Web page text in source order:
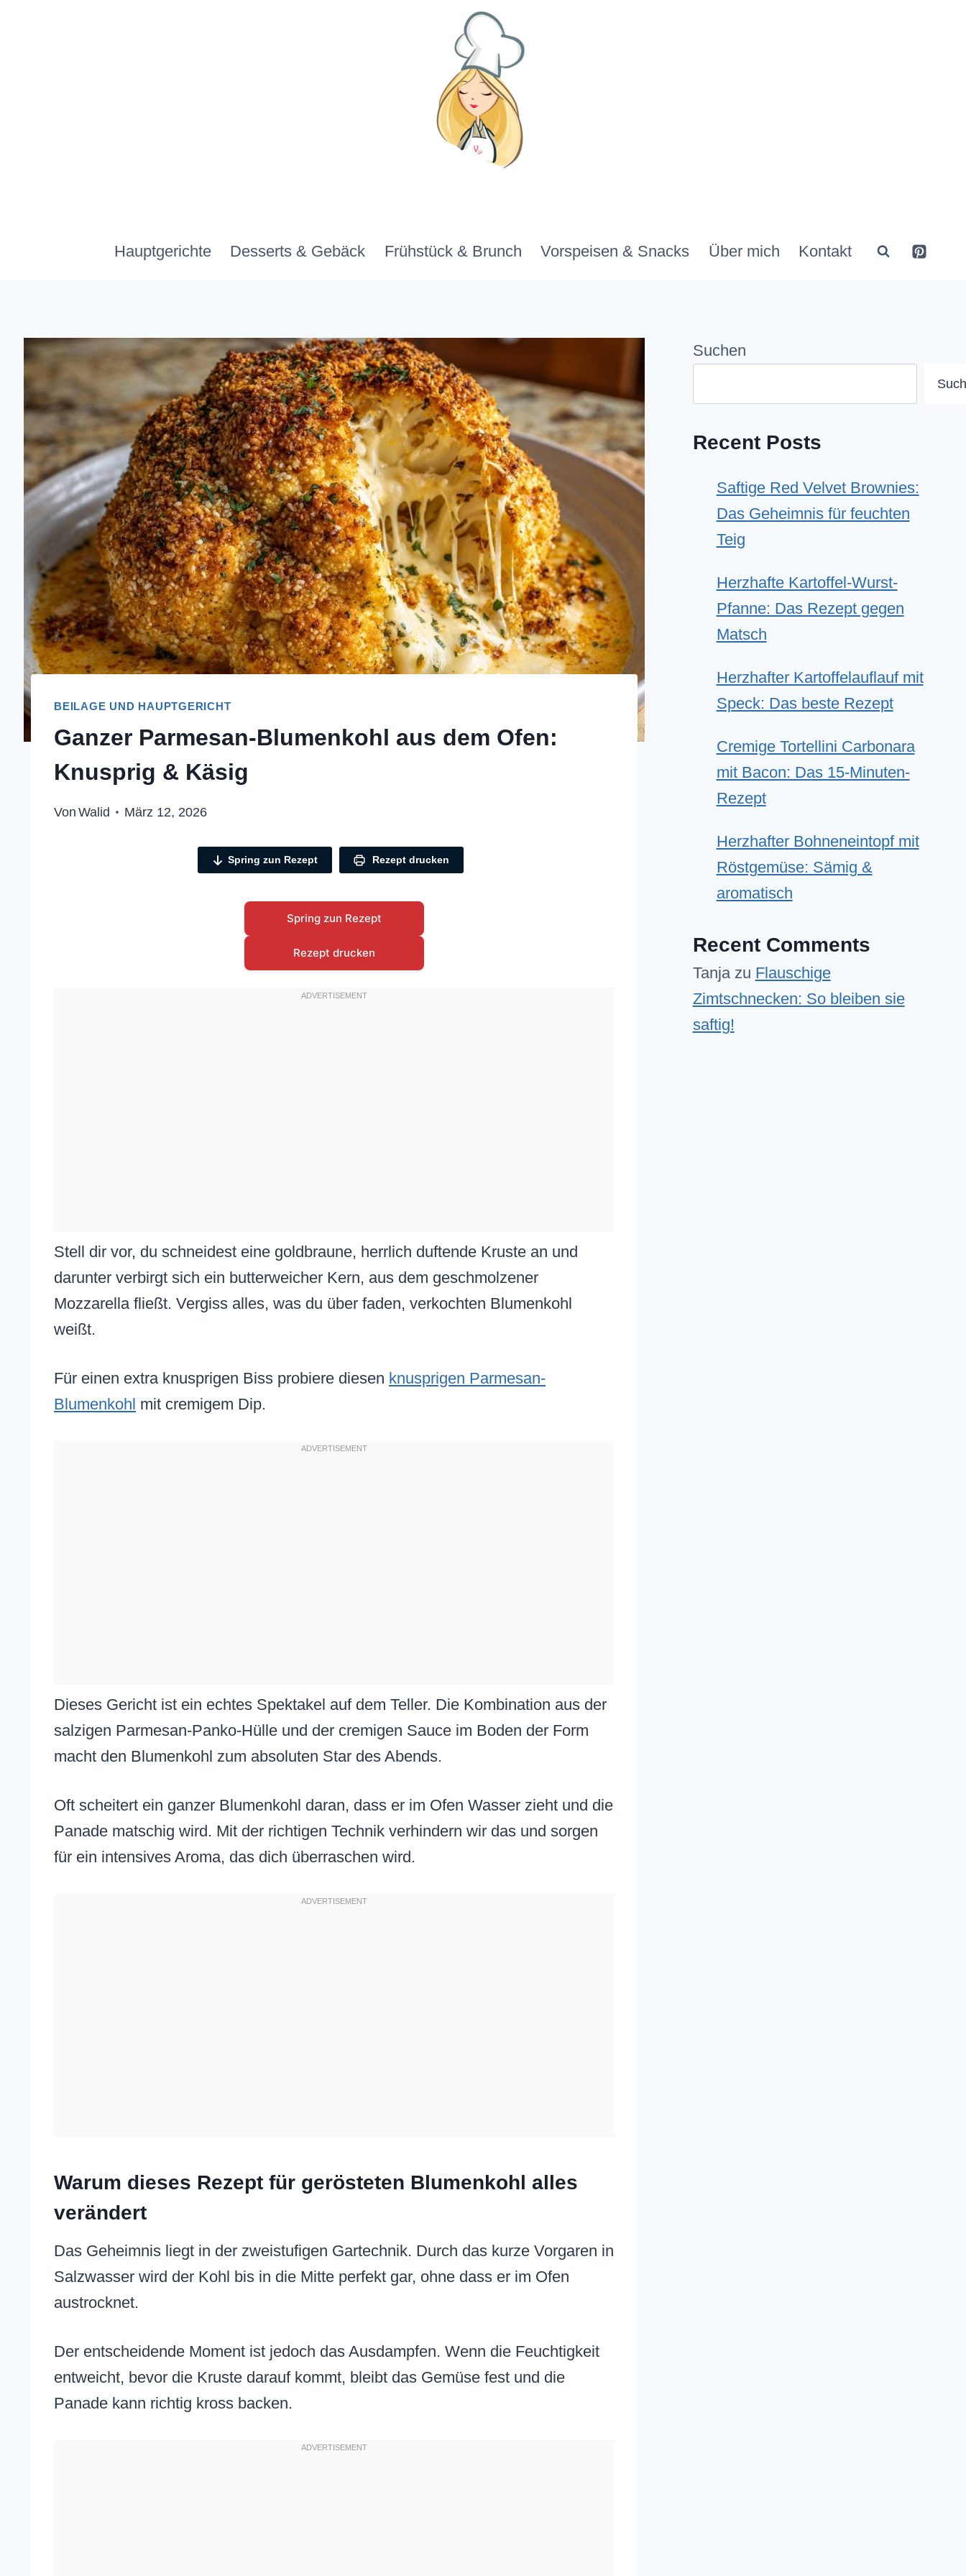
Hauptgerichte Desserts & Gebäck Frühstück & Brunch Vorspeisen & Snacks Über mich Kontakt
BEILAGE UND HAUPTGERICHT
Ganzer Parmesan-Blumenkohl aus dem Ofen:
Knusprig & Käsig
Von Walid März 12, 2026
Spring zun Rezept Rezept drucken
Spring zun Rezept
Rezept drucken
Stell dir vor, du schneidest eine goldbraune, herrlich duftende Kruste an und
darunter verbirgt sich ein butterweicher Kern, aus dem geschmolzener
Mozzarella fließt. Vergiss alles, was du über faden, verkochten Blumenkohl
weißt.
Für einen extra knusprigen Biss probiere diesen knusprigen Parmesan-
Blumenkohl mit cremigem Dip.
Dieses Gericht ist ein echtes Spektakel auf dem Teller. Die Kombination aus der
salzigen Parmesan-Panko-Hülle und der cremigen Sauce im Boden der Form
macht den Blumenkohl zum absoluten Star des Abends.
Oft scheitert ein ganzer Blumenkohl daran, dass er im Ofen Wasser zieht und die
Panade matschig wird. Mit der richtigen Technik verhindern wir das und sorgen
für ein intensives Aroma, das dich überraschen wird.
Warum dieses Rezept für gerösteten Blumenkohl alles
verändert
Das Geheimnis liegt in der zweistufigen Gartechnik. Durch das kurze Vorgaren in
Salzwasser wird der Kohl bis in die Mitte perfekt gar, ohne dass er im Ofen
austrocknet.
Der entscheidende Moment ist jedoch das Ausdampfen. Wenn die Feuchtigkeit
entweicht, bevor die Kruste darauf kommt, bleibt das Gemüse fest und die
Panade kann richtig kross backen.
Suchen
Recent Posts
Saftige Red Velvet Brownies:
Das Geheimnis für feuchten
Teig
Herzhafte Kartoffel-Wurst-
Pfanne: Das Rezept gegen
Matsch
Herzhafter Kartoffelauflauf mit
Speck: Das beste Rezept
Cremige Tortellini Carbonara
mit Bacon: Das 15-Minuten-
Rezept
Herzhafter Bohneneintopf mit
Röstgemüse: Sämig &
aromatisch
Recent Comments
Tanjazu Flauschige
Zimtschnecken: So bleiben sie
saftig!